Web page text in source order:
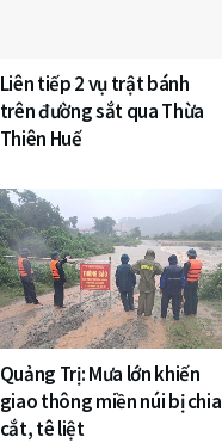
Liên tiếp 2 vụ trật bánh
trên đường sắt qua Thừa
Thiên Huế
Quảng Trị: Mưa lớn khiến
giao thông miền núi bị chia
cắt, tê liệt